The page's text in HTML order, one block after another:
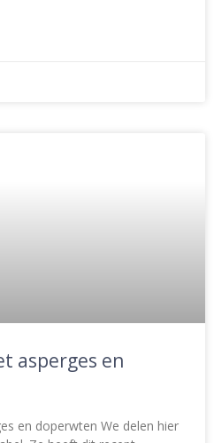
asperges en
en doperwten We delen hier